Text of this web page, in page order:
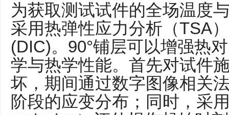
为获取测试试件的全场温度
采用热弹性应力分析（TSA
(DIC)。90°铺层可以增强热
学与热学性能。首先对试件
坏，期间通过数字图像相关
阶段的应变分布；同时，采